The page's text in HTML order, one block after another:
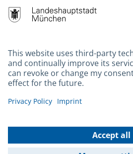
Hotels
Contact
Barrierefreiheit
Leichte Sprache
Gebärdensprache
Kontakt